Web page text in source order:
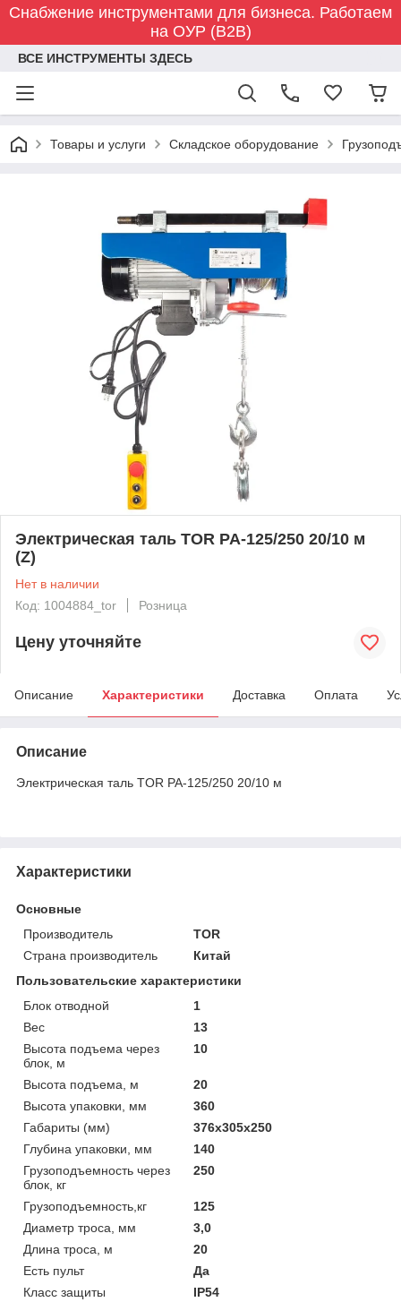
Снабжение инструментами для бизнеса. Работаем
на ОУР (B2B)
ВСЕ ИНСТРУМЕНТЫ ЗДЕСЬ
Товары и услуги Складское оборудование
Электрическая таль TOR PA-125/250 20/10 м
(Z)
Нет в наличии
Код: 1004884_tor
Розница
Цену уточняйте
Описание Характеристики Доставка Оплата
Описание
Электрическая таль TOR PA-125/250 20/10 м
Характеристики
Основные
Производитель
TOR
Страна производитель
Китай
Пользовательские характеристики
Блок отводной
1
Вес
13
Высота подъема через
блок, м
10
Высота подъема, м
20
Высота упаковки, мм
360
Габариты (мм)
376х305х250
Глубина упаковки, мм
140
Грузоподъемность через
блок, кг
250
Грузоподъемность,кг
125
Диаметр троса, мм
3,0
Длина троса, м
20
Есть пульт
Да
Класс защиты
IP54